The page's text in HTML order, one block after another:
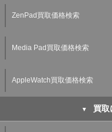
ZenPad買取価格検索
Media Pad買取価格検索
AppleWatch買取価格検索
買取